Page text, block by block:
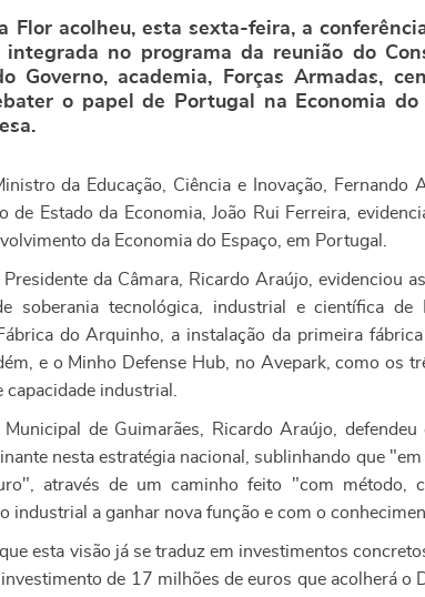
Flor acolheu, esta sexta-feira, a
integrada no programa da reunião do
Governo, academia, Forças Armadas,
o papel de Portugal na Economia
da Educação, Ciência e Inovação, Fernando
de Estado da Economia, João Rui Ferreira,
da Economia do Espaço, em Portugal.
da Câmara, Ricardo Araújo, evidenciou
soberania tecnológica, industrial e científica
do Arquinho, a instalação da primeira
e o Minho Defense Hub, no Avepark, como os
industrial.
Municipal de Guimarães, Ricardo Araújo,
nesta estratégia nacional, sublinhando que
através de um caminho feito "com método,
industrial a ganhar nova função e com o
esta visão já se traduz em investimentos
de 17 milhões de euros que acolherá o